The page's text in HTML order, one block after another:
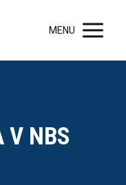
MENU
V NBS